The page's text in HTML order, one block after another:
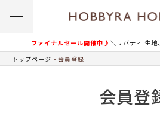
ファイナルセール開催中♪＼リバティ 生地
トップページ 会員登録
会員登